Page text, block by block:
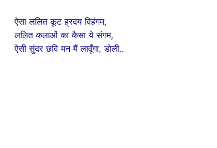
ऐसा ललित कूट ह्रदय विहंगम,
ललित कलाओं का कैसा ये संगम,
ऐसी सुंदर छवि मन मैं लावूँगा, डोली..